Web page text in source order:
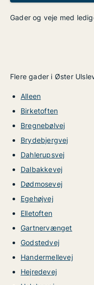
Gader og veje med
Flere gader i Øster
Alleen
Birketoften
Bregnebølvej
Brydebjergvej
Dahlerupsvej
Dalbakkevej
Dødmosevej
Egehøjvej
Elletoften
Gartnervænget
Godstedvej
Handermellevej
Hejredevej